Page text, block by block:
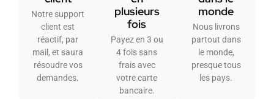
Notre support
client est
réactif, par
mail, et saura
résoudre vos
demandes.
plusieurs
fois
Payez en 3 ou
4 fois sans
frais avec
votre carte
bancaire.
monde
Nous livrons
partout dans
le monde,
presque tous
les pays.